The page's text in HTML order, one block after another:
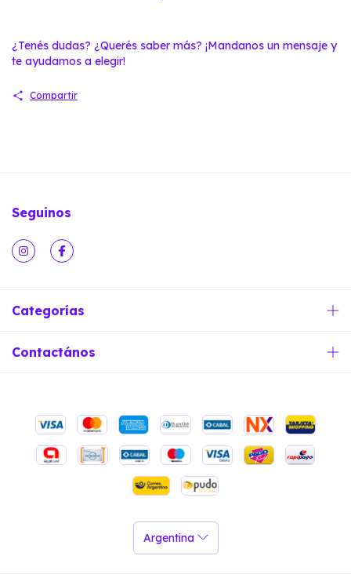
¿Tenés dudas? ¿Querés saber más? ¡Mandanos un mensaje y
te ayudamos a elegir!
Compartir
Seguinos
Categorías
Contactános